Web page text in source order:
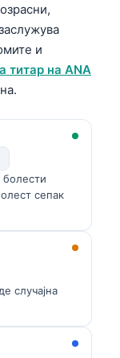
и
титар на ANA
сепак
случајна